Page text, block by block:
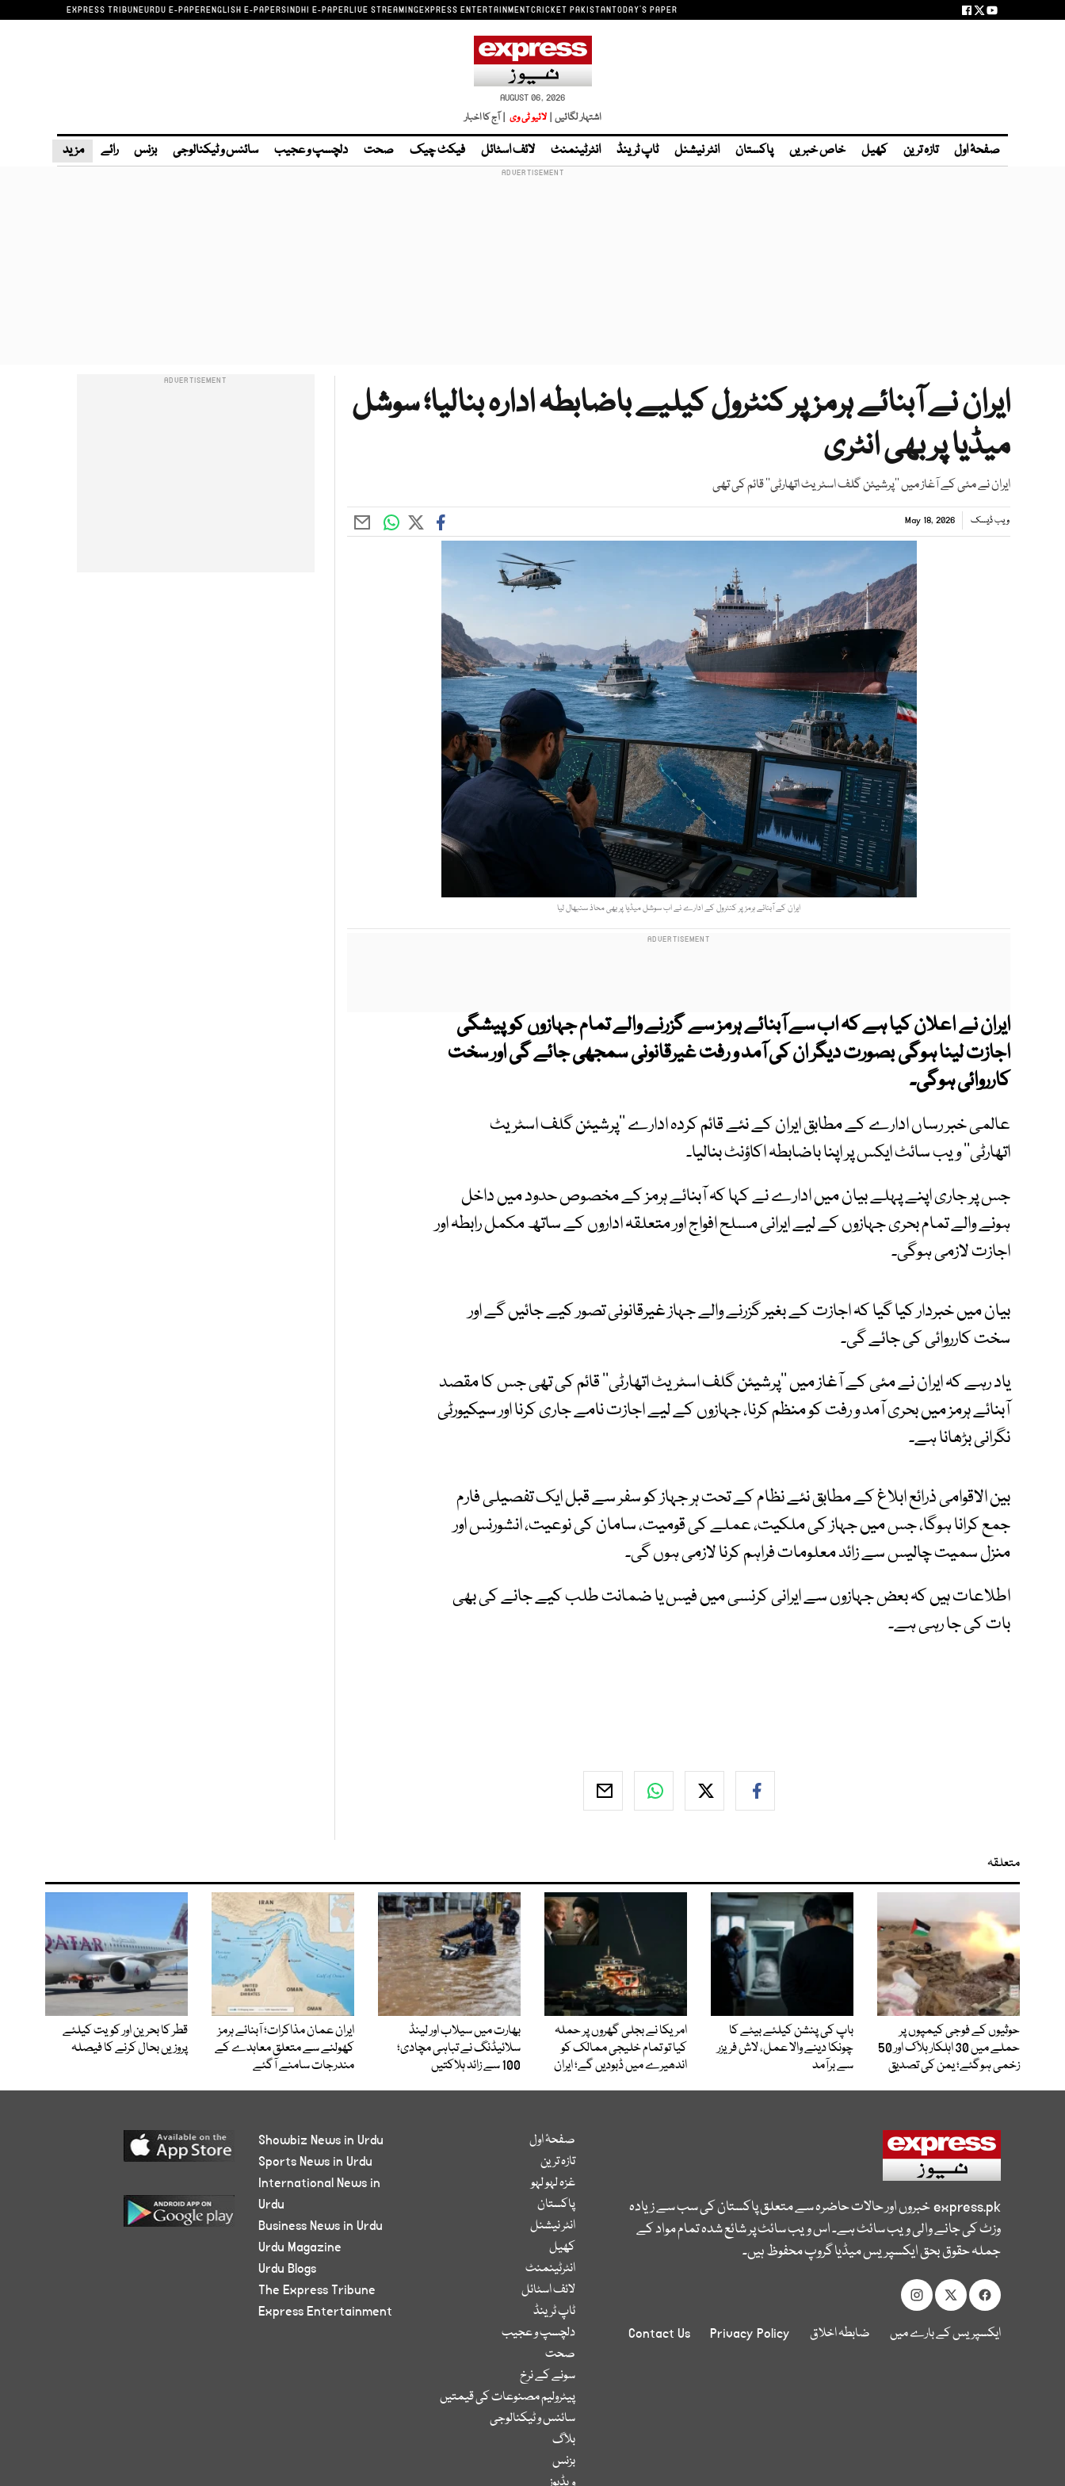
EXPRESS TRIBUNEURDU E-PAPERENGLISH E-PAPERSINDHI E-PAPERLIVE STREAMINGEXPRESS ENTERTAINMENTCRICKET PAKISTANTODAY'S PAPER
AUGUST 06, 2026
اشتہار لگائیں | لائیو ٹی وی | آج کا اخبار
صفحۂ اول تازہ ترین کھیل خاص خبریں پاکستان انٹر نیشنل ٹاپ ٹرینڈ انٹرٹینمنٹ لائف اسٹائل فیکٹ چیک صحت دلچسپ و عجیب سائنس و ٹیکنالوجی بزنس رائے مزید
ایران نے آبنائے ہرمز پر کنٹرول کیلیے باضابطہ ادارہ بنالیا؛ سوشل
میڈیا پر بھی انٹری
ایران نے مئی کے آغاز میں ’’پرشیئن گلف اسٹریٹ اتھارٹی‘‘ قائم کی تھی
ویب ڈیسک May 18, 2026
ایران کے آبنائے ہرمز پر کنٹرول کے ادارے نے اب سوشل میڈیا پر بھی محاذ سنبھال لیا
ایران نے اعلان کیا ہے کہ اب سے آبنائے ہرمز سے گزرنے والے تمام جہازوں کو پیشگی
اجازت لینا ہوگی بصورت دیگر ان کی آمد و رفت غیرقانونی سمجھی جائے گی اور سخت
کارروائی ہوگی۔
عالمی خبر رساں ادارے کے مطابق ایران کے نئے قائم کردہ ادارے ’’پرشیئن گلف اسٹریٹ
اتھارٹی‘‘ ویب سائٹ ایکس پر اپنا باضابطہ اکاؤنٹ بنالیا۔
جس پر جاری اپنے پہلے بیان میں ادارے نے کہا کہ آبنائے ہرمز کے مخصوص حدود میں داخل
ہونے والے تمام بحری جہازوں کے لیے ایرانی مسلح افواج اور متعلقہ اداروں کے ساتھ مکمل رابطہ اور
اجازت لازمی ہوگی۔
بیان میں خبردار کیا گیا کہ اجازت کے بغیر گزرنے والے جہاز غیرقانونی تصور کیے جائیں گے اور
سخت کارروائی کی جائے گی۔
یاد رہے کہ ایران نے مئی کے آغاز میں ’’پرشیئن گلف اسٹریٹ اتھارٹی‘‘ قائم کی تھی جس کا مقصد
آبنائے ہرمز میں بحری آمد و رفت کو منظم کرنا، جہازوں کے لیے اجازت نامے جاری کرنا اور سیکیورٹی
نگرانی بڑھانا ہے۔
بین الاقوامی ذرائع ابلاغ کے مطابق نئے نظام کے تحت ہر جہاز کو سفر سے قبل ایک تفصیلی فارم
جمع کرانا ہوگا، جس میں جہاز کی ملکیت، عملے کی قومیت، سامان کی نوعیت، انشورنس اور
منزل سمیت چالیس سے زائد معلومات فراہم کرنا لازمی ہوں گی۔
اطلاعات ہیں کہ بعض جہازوں سے ایرانی کرنسی میں فیس یا ضمانت طلب کیے جانے کی بھی
بات کی جا رہی ہے۔
متعلقہ
حوثیوں کے فوجی کیمپوں پر
حملے میں 30 اہلکار ہلاک اور 50
زخمی ہوگئے؛ یمن کی تصدیق
باپ کی پنشن کیلئے بیٹے کا
چونکا دینے والا عمل، لاش فریزر
سے برآمد
امریکا نے بجلی گھروں پر حملہ
کیا تو تمام خلیجی ممالک کو
اندھیرے میں ڈبودیں گے؛ ایران
بھارت میں سیلاب اور لینڈ
سلائیڈنگ نے تباہی مچادی؛
100 سے زائد ہلاکتیں
ایران عمان مذاکرات؛ آبنائے ہرمز
کھولنے سے متعلق معاہدے کے
مندرجات سامنے آگئے
قطر کا بحرین اور کویت کیلئے
پروزیں بحال کرنے کا فیصلہ
express.pkخبروں اور حالات حاضرہ سے متعلق پاکستان کی سب سے زیادہ
وزٹ کی جانے والی ویب سائٹ ہے۔ اس ویب سائٹ پر شائع شدہ تمام مواد کے
جملہ حقوق بحق ایکسپریس میڈیا گروپ محفوظ ہیں۔
ایکسپریس کے بارے میں ضابطہ اخلاق Privacy Policy
Contact Us
صفحۂ اول
تازہ ترین
غزہ لہو لہو
پاکستان
انٹر نیشنل
کھیل
انٹرٹینمنٹ
لائف اسٹائل
ٹاپ ٹرینڈ
دلچسپ و عجیب
صحت
سونے کے نرخ
پیٹرولیم مصنوعات کی قیمتیں
سائنس و ٹیکنالوجی
بلاگ
بزنس
Showbiz News in Urdu
Sports News in Urdu
International News in
Urdu
Business News in Urdu
Urdu Magazine
Urdu Blogs
The Express Tribune
Express Entertainment